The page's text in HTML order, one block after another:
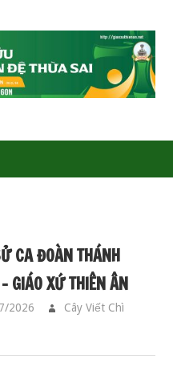
GIÁO
XỨ
THIÊN
ÂN-
SAIGON
CA ĐOÀN THÁNH
GIÁO XỨ THIÊN ÂN
2026
Cây Viết Chì